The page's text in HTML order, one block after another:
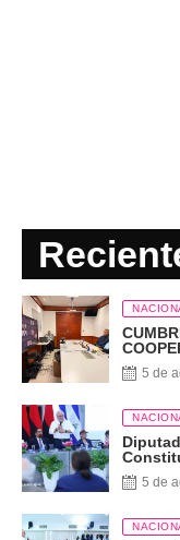
EN EL
5 de
5 de